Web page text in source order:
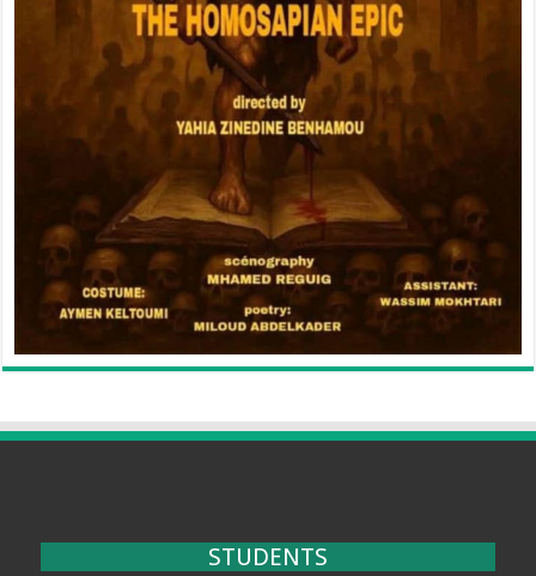
STUDENTS